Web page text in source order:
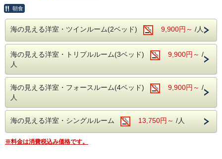
【マイナスイオン】 河津七滝 … 車で２５分
【イルカに会える】 下田海中水族館 … 車で４０分
【大人も子供も】 伊豆ぐらんぱる公園 … 車で４０分
用いただけます。
（予約制・無料）
※閑散期は、いずれか1か所の稼働となる場合がございま
す。
◆館内設備
１時間２，０００円（税別）
ットなど、豊富な設備を完備した、併設のレンタルスタジオ
ヨガやダンス、撮影など様々な用途にご利用いただけます。
（要予約）
※キッズルーム・卓球場は無料でご利用頂けます。
－－☆★☆観光情報☆★☆－－
朝食は好評の焼きたてパンと、サラダ・卵料理・果物などの
洋食スタイルです。
（コーヒー・紅茶・牛乳はお替り自由）
◆温泉
【MORI】【SORA】【SAKURA】全ての温泉を貸切でご利
※閑散期は、いずれか1か所の稼働となる場合がございま
す。
◆館内設備
鏡張りのレンタルスタジオ利用（ミニキッチン付）
朝食
海の見える洋室・ツインルーム(2ベッド) 9,900円～ /人
海の見える洋室・トリプルルーム(3ベッド) 9,900円～ /
人
海の見える洋室・フォースルーム(4ベッド) 9,900円～ /
人
海の見える洋室・シングルルーム 13,750円～ /人
※料金は消費税込み価格です。